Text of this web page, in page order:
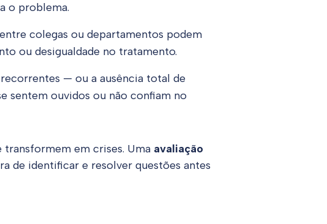
o problema.
colegas ou departamentos podem
ou desigualdade no tratamento.
recorrentes — ou a ausência total de
sentem ouvidos ou não confiam no
em crises. Uma avaliação
de identificar e resolver questões antes